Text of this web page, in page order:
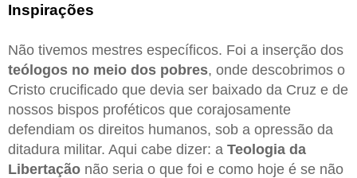
Inspirações
Não tivemos mestres específicos. Foi a inserção dos
teólogos no meio dos pobres, onde descobrimos o
Cristo crucificado que devia ser baixado da Cruz e de
nossos bispos proféticos que corajosamente
defendiam os direitos humanos, sob a opressão da
ditadura militar. Aqui cabe dizer: a Teologia da
Libertação não seria o que foi e como hoje é se não